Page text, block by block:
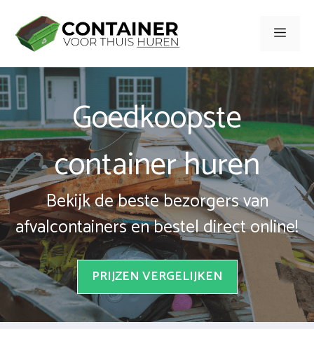
naar
inhoud
Menu
Goedkoopste
container huren
Bekijk de beste bezorgers van
afvalcontainers en bestel direct online!
PRIJZEN VERGELIJKEN